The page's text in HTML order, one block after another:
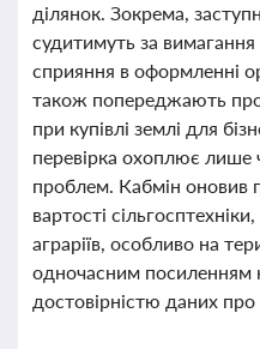
ділянок. Зокрема,
судитимуть за
сприяння в оформленні
також попереджають
при купівлі землі для
перевірка охоплює лише
проблем. Кабмін оновив
вартості
аграріїв, особливо на
одночасним посиленням
достовірністю даних про